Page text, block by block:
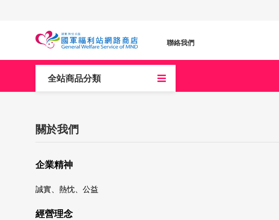
聯絡我們
全站商品分類
關於我們
企業精神
誠實、熱忱、公益
經營理念